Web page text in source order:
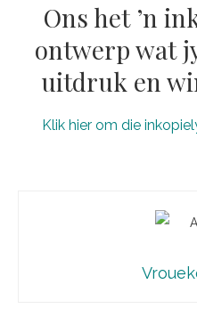
Ons het ’n
ontwerp wat
uitdruk en
Klik hier om die